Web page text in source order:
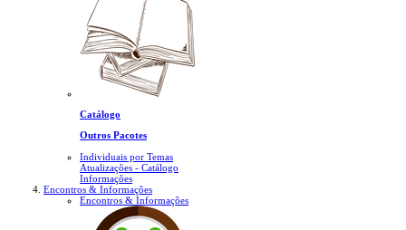
Catálogo
Outros Pacotes
Individuais por Temas
Atualizações - Catálogo
Informações
Encontros & Informações
Encontros & Informações